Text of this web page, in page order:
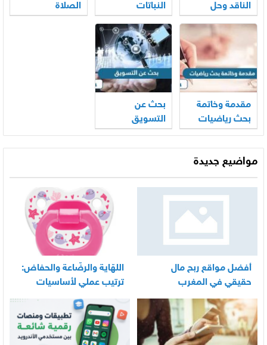
الناقد وحل
المشكلات
النباتات
الصلاة
مقدمة وخاتمة
بحث رياضيات
مع المراجع
بحث عن
التسويق
مواضيع جديدة
أفضل مواقع ربح مال
حقيقي في المغرب
اللهّاية والرضّاعة والحفاض:
ترتيب عملي لأساسيات
العناية اليومية بالرضيع